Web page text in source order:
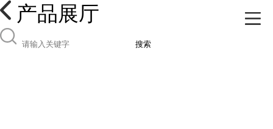
产品展厅
搜索